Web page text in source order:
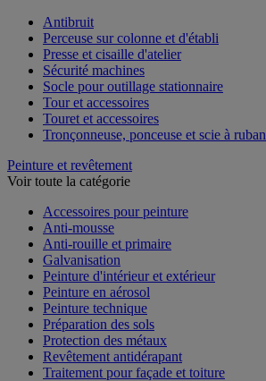
Antibruit
Perceuse sur colonne et d'établi
Presse et cisaille d'atelier
Sécurité machines
Socle pour outillage stationnaire
Tour et accessoires
Touret et accessoires
Tronçonneuse, ponceuse et scie à ruban
Peinture et revêtement
Voir toute la catégorie
Accessoires pour peinture
Anti-mousse
Anti-rouille et primaire
Galvanisation
Peinture d'intérieur et extérieur
Peinture en aérosol
Peinture technique
Préparation des sols
Protection des métaux
Revêtement antidérapant
Traitement pour façade et toiture